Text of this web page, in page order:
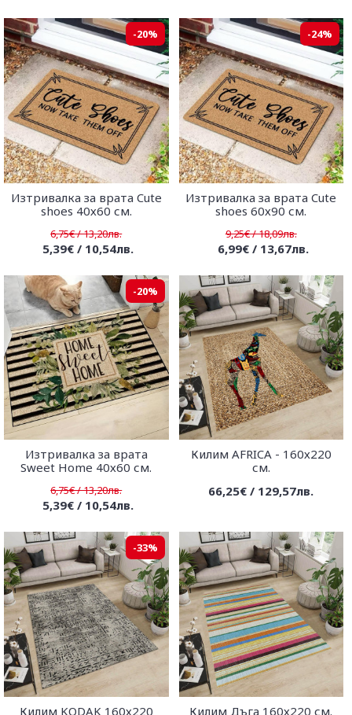
-20%
Изтривалка за врата Cute
shoes 40х60 см.
6,75€ / 13,20лв.
5,39€ / 10,54лв.
-24%
Изтривалка за врата Cute
shoes 60х90 см.
9,25€ / 18,09лв.
6,99€ / 13,67лв.
-20%
Изтривалка за врата
Sweet Home 40х60 см.
6,75€ / 13,20лв.
5,39€ / 10,54лв.
Килим AFRICA - 160х220
см.
66,25€ / 129,57лв.
-33%
Килим KODAK 160х220
Килим Дъга 160х220 см.